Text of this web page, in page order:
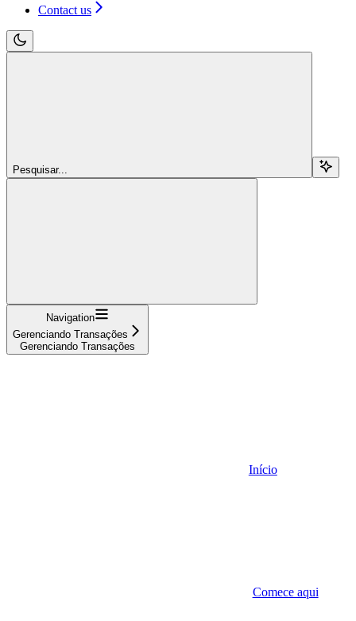
Contact us
Pesquisar...
Navigation
Gerenciando Transações
Gerenciando Transações
Início
Comece aqui